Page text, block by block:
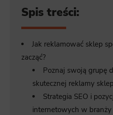
Spis treści:
Jak reklamować sklep
zacząć?
Poznaj swoją grupę
skutecznej reklamy
Strategia SEO i
internetowych w